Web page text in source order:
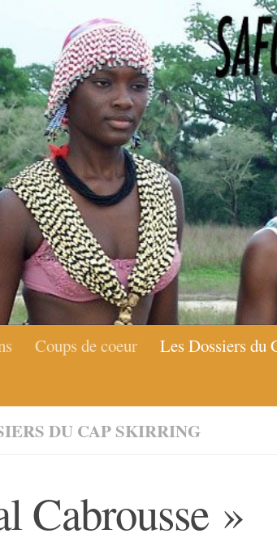
Coups de coeur Les Dossiers du
DU CAP SKIRRING
Cabrousse »